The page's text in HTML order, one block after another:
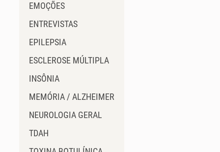
EMOÇÕES
ENTREVISTAS
EPILEPSIA
ESCLEROSE MÚLTIPLA
INSÔNIA
MEMÓRIA / ALZHEIMER
NEUROLOGIA GERAL
TDAH